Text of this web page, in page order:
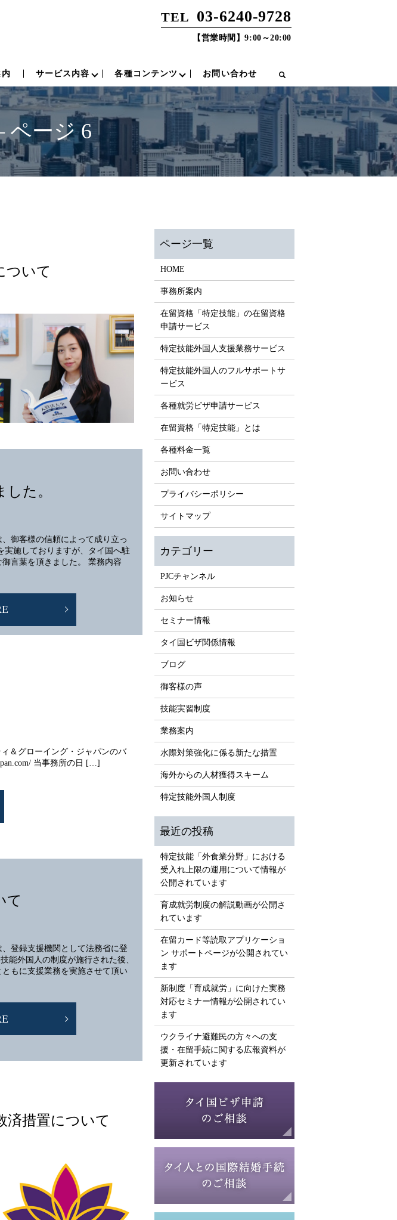
TEL 03-6240-9728
【営業時間】9:00～20:00
サービス内容 各種コンテンツ お問い合わせ
ページ 6
ついて
た。
御客様の信頼によって成り立っ
実施しておりますが、タイ国へ駐
言葉を頂きました。 業務内容
＆グローイング・ジャパンのバ
当事務所の日 […]
て
登録支援機関として法務省に登
能外国人の制度が施行された後、
もに支援業務を実施させて頂い
済措置について
HOME
事務所案内
在留資格「特定技能」の在留資格
申請サービス
特定技能外国人支援業務サービス
特定技能外国人のフルサポートサ
ービス
各種就労ビザ申請サービス
在留資格「特定技能」とは
各種料金一覧
お問い合わせ
プライバシーポリシー
サイトマップ
PJCチャンネル
お知らせ
セミナー情報
タイ国ビザ関係情報
ブログ
御客様の声
技能実習制度
業務案内
水際対策強化に係る新たな措置
海外からの人材獲得スキーム
特定技能外国人制度
特定技能「外食業分野」における
受入れ上限の運用について情報が
公開されています
育成就労制度の解説動画が公開さ
れています
在留カード等読取アプリケーショ
ン サポートページが公開されてい
ます
新制度「育成就労」に向けた実務
対応セミナー情報が公開されてい
ます
ウクライナ避難民の方々への支
援・在留手続に関する広報資料が
更新されています